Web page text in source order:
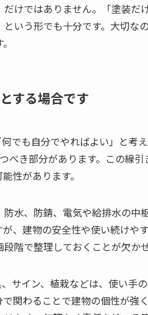
けではありません。「塗装だ
いう形でも十分です。大切な
する場合です
でも自分でやればよい」と考
べき部分があります。この線
性があります。
水、防錆、電気や給排水の中
、建物の安全性や使い続けや
階で整理しておくことが欠か
サイン、植栽などは、使い手
関わることで建物の個性が強